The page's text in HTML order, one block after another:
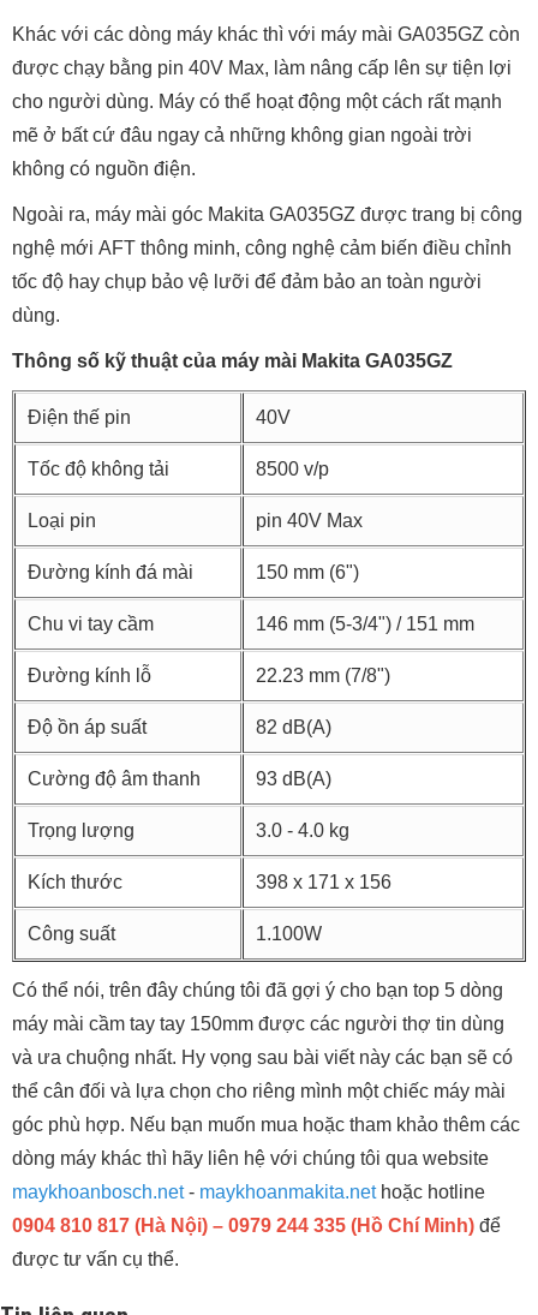
Khác với các dòng máy khác thì với máy mài GA035GZ còn
được chạy bằng pin 40V Max, làm nâng cấp lên sự tiện lợi
cho người dùng. Máy có thể hoạt động một cách rất mạnh
mẽ ở bất cứ đâu ngay cả những không gian ngoài trời
không có nguồn điện.
Ngoài ra, máy mài góc Makita GA035GZ được trang bị công
nghệ mới AFT thông minh, công nghệ cảm biến điều chỉnh
tốc độ hay chụp bảo vệ lưỡi để đảm bảo an toàn người
dùng.
Thông số kỹ thuật của máy mài Makita GA035GZ
Điện thế pin 40V
Tốc độ không tải 8500 v/p
Loại pin pin 40V Max
Đường kính đá mài 150 mm (6")
Chu vi tay cầm 146 mm (5-3/4") / 151 mm
Đường kính lỗ 22.23 mm (7/8")
Độ ồn áp suất 82 dB(A)
Cường độ âm thanh 93 dB(A)
Trọng lượng 3.0 - 4.0 kg
Kích thước 398 x 171 x 156
Công suất 1.100W
Có thể nói, trên đây chúng tôi đã gợi ý cho bạn top 5 dòng
máy mài cầm tay tay 150mm được các người thợ tin dùng
và ưa chuộng nhất. Hy vọng sau bài viết này các bạn sẽ có
thể cân đối và lựa chọn cho riêng mình một chiếc máy mài
góc phù hợp. Nếu bạn muốn mua hoặc tham khảo thêm các
dòng máy khác thì hãy liên hệ với chúng tôi qua website
maykhoanbosch.net- maykhoanmakita.nethoặc hotline
0904 810 817 (Hà Nội) – 0979 244 335 (Hồ Chí Minh) để
được tư vấn cụ thể.